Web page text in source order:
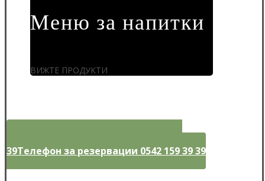
Меню за напитки
ВИЖТЕ ПРОДУКТИ
39Телефон за резервации 0542 159 39 39